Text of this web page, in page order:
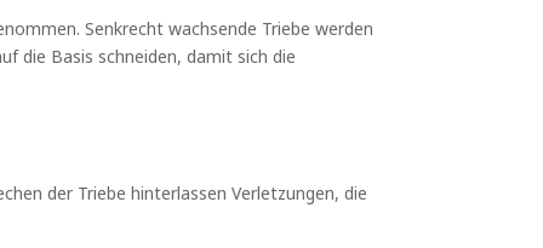
Senkrecht wachsende Triebe werden
die Basis schneiden, damit sich die
der Triebe hinterlassen Verletzungen, die